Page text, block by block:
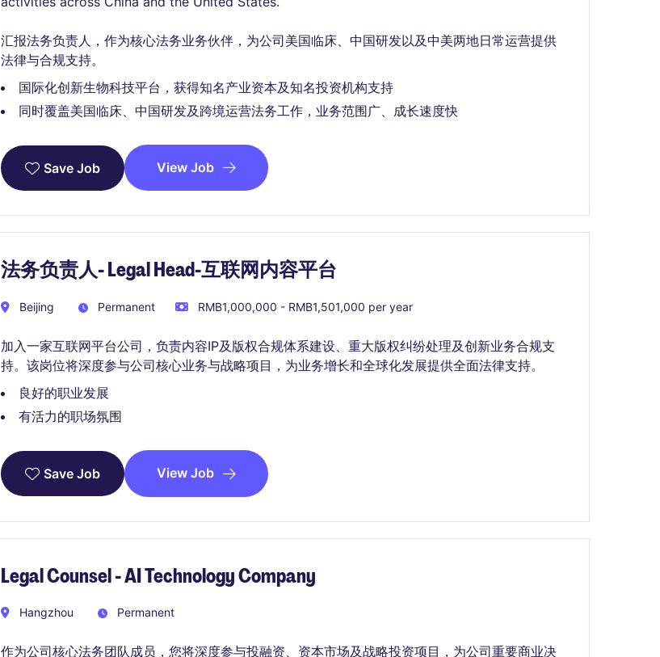
汇报法务负责人，作为核心法务业务伙伴，为公司美国临床、中国研发以及中美两地日常运营提供
法律与合规支持。
国际化创新生物科技平台，获得知名产业资本及知名投资机构支持
同时覆盖美国临床、中国研发及跨境运营法务工作，业务范围广、成长速度快
Save Job View Job
法务负责人- Legal Head-互联网内容平台
Beijing Permanent RMB1,000,000 - RMB1,501,000 per year
加入一家互联网平台公司，负责内容IP及版权合规体系建设、重大版权纠纷处理及创新业务合规支
持。该岗位将深度参与公司核心业务与战略项目，为业务增长和全球化发展提供全面法律支持。
良好的职业发展
有活力的职场氛围
Save Job View Job
Legal Counsel - AI Technology Company
Hangzhou Permanent
作为公司核心法务团队成员，您将深度参与投融资、资本市场及战略投资项目，为公司重要商业决